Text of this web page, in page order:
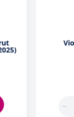
TO CART